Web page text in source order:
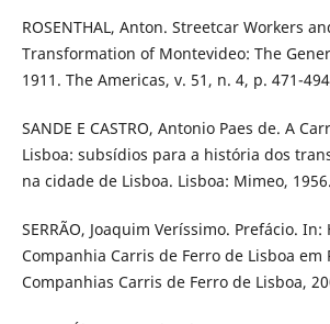
ROSENTHAL, Anton. Streetcar Workers
Transformation of Montevideo: The
1911. The Americas, v. 51, n. 4, p. 471-
SANDE E CASTRO, Antonio Paes de. A
Lisboa: subsídios para a história dos
na cidade de Lisboa. Lisboa: Mimeo, 1956.
SERRÃO, Joaquim Veríssimo. Prefácio.
Companhia Carris de Ferro de Lisboa em
Companhias Carris de Ferro de Lisboa,